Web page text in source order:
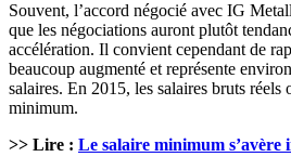
Souvent, l’accord négocié avec IG
que les négociations auront plutôt
accélération. Il convient cependant de
beaucoup augmenté et représente
salaires. En 2015, les salaires bruts
minimum.
>> Lire : Le salaire minimum s’avère